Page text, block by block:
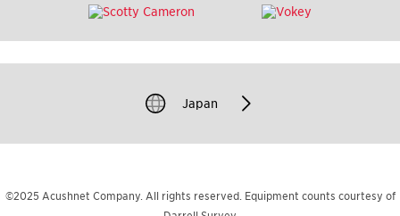
TEAM TITLEIST
タイトリスト直営店
過去のモデル（米国サイト）
カスタムクラブガイド
ゴルフクラブ修理
お問い合わせ
プライバシーポリシー
クッキーポリシー
Japan
©2025 Acushnet Company. All rights reserved. Equipment counts courtesy of